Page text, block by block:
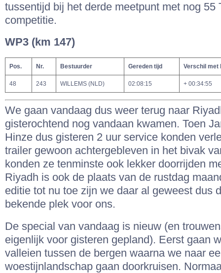
tussentijd bij het derde meetpunt met nog 55
competitie.
WP3 (km 147)
Pos. Nr. Bestuurder Gereden tijd Verschil met
48 243 WILLEMS (NLD) 02:08:15 + 00:34:55
We gaan vandaag dus weer terug naar
gisterochtend nog vandaan kwamen. Toen
Hinze dus gisteren 2 uur service konden
trailer gewoon achtergebleven in het bivak
konden ze tenminste ook lekker doorrijden
Riyadh is ook de plaats van de rustdag
editie tot nu toe zijn we daar al geweest dus
bekende plek voor ons.
De special van vandaag is nieuw (en
eigenlijk voor gisteren gepland). Eerst gaan
valleien tussen de bergen waarna we naar
woestijnlandschap gaan doorkruisen.